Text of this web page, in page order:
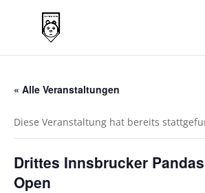
« Alle Veranstaltungen
Diese Veranstaltung hat bereits
Drittes Innsbrucker
Open